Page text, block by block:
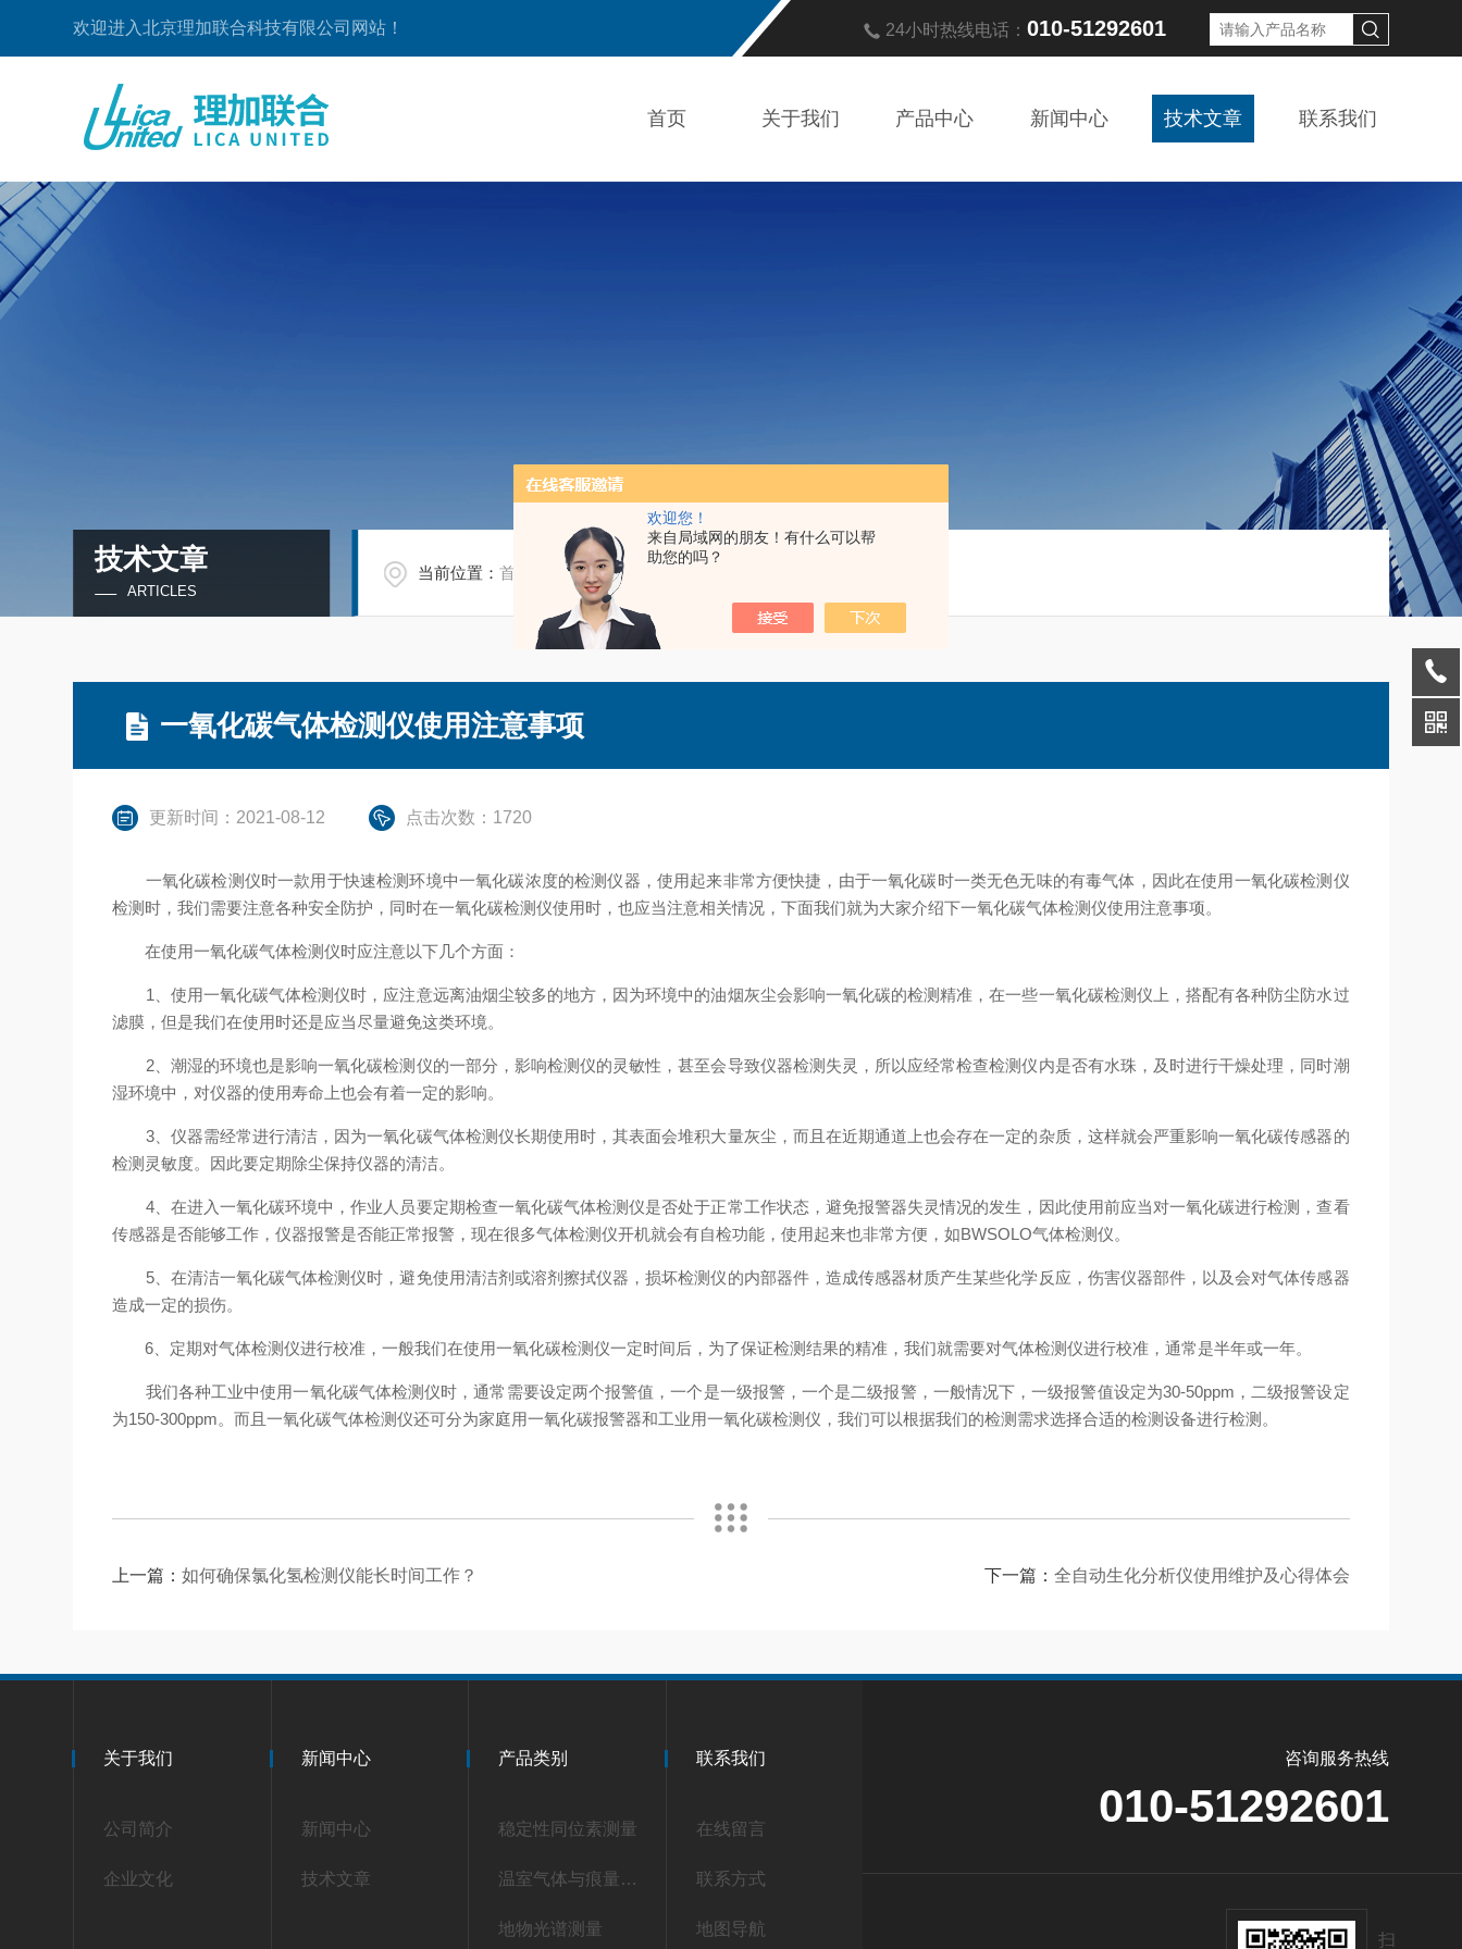
欢迎您！
来自局域网的朋友！有什么可以帮
助您的吗？
欢迎进入北京理加联合科技有限公司网站！ 24小时热线电话： 010-51292601
首页 关于我们 产品中心 新闻中心 技术文章 联系我们
技术文章
ARTICLES
当前位置：首页 技术文章/ 一氧化碳气体检测仪使用注意事项
一氧化碳气体检测仪使用注意事项
更新时间：2021-08-12 点击次数：1720
一氧化碳检测仪时一款用于快速检测环境中一氧化碳浓度的检测仪器，使用起来非常方便快捷，由于一氧化碳时一类无色无味的有毒气体，因此在使用一氧化碳检测仪
检测时，我们需要注意各种安全防护，同时在一氧化碳检测仪使用时，也应当注意相关情况，下面我们就为大家介绍下一氧化碳气体检测仪使用注意事项。
在使用一氧化碳气体检测仪时应注意以下几个方面：
1、使用一氧化碳气体检测仪时，应注意远离油烟尘较多的地方，因为环境中的油烟灰尘会影响一氧化碳的检测精准，在一些一氧化碳检测仪上，搭配有各种防尘防水过
滤膜，但是我们在使用时还是应当尽量避免这类环境。
2、潮湿的环境也是影响一氧化碳检测仪的一部分，影响检测仪的灵敏性，甚至会导致仪器检测失灵，所以应经常检查检测仪内是否有水珠，及时进行干燥处理，同时潮
湿环境中，对仪器的使用寿命上也会有着一定的影响。
3、仪器需经常进行清洁，因为一氧化碳气体检测仪长期使用时，其表面会堆积大量灰尘，而且在近期通道上也会存在一定的杂质，这样就会严重影响一氧化碳传感器的
检测灵敏度。因此要定期除尘保持仪器的清洁。
4、在进入一氧化碳环境中，作业人员要定期检查一氧化碳气体检测仪是否处于正常工作状态，避免报警器失灵情况的发生，因此使用前应当对一氧化碳进行检测，查看
传感器是否能够工作，仪器报警是否能正常报警，现在很多气体检测仪开机就会有自检功能，使用起来也非常方便，如BWSOLO气体检测仪。
5、在清洁一氧化碳气体检测仪时，避免使用清洁剂或溶剂擦拭仪器，损坏检测仪的内部器件，造成传感器材质产生某些化学反应，伤害仪器部件，以及会对气体传感器
造成一定的损伤。
6、定期对气体检测仪进行校准，一般我们在使用一氧化碳检测仪一定时间后，为了保证检测结果的精准，我们就需要对气体检测仪进行校准，通常是半年或一年。
我们各种工业中使用一氧化碳气体检测仪时，通常需要设定两个报警值，一个是一级报警，一个是二级报警，一般情况下，一级报警值设定为30-50ppm，二级报警设定
为150-300ppm。而且一氧化碳气体检测仪还可分为家庭用一氧化碳报警器和工业用一氧化碳检测仪，我们可以根据我们的检测需求选择合适的检测设备进行检测。
上一篇：如何确保氯化氢检测仪能长时间工作？ 下一篇： 全自动生化分析仪使用维护及心得体会
关于我们
公司简介
企业文化
新闻中心
新闻中心
技术文章
产品类别
稳定性同位素测量
温室气体与痕量气体测量
地物光谱测量
联系我们
在线留言
联系方式
地图导航
咨询服务热线
010-51292601
扫